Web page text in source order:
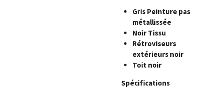
Gris Peinture pas
métallissée
Noir Tissu
Rétroviseurs
extérieurs noir
Toit noir
Spécifications